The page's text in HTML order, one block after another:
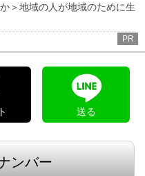
＞地域の人が地域のために生
PR
送る
ンバー